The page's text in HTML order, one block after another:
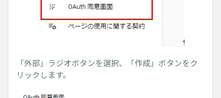
「外部」ラジオボタンを選択、「作成」ボタンをク
リックします。